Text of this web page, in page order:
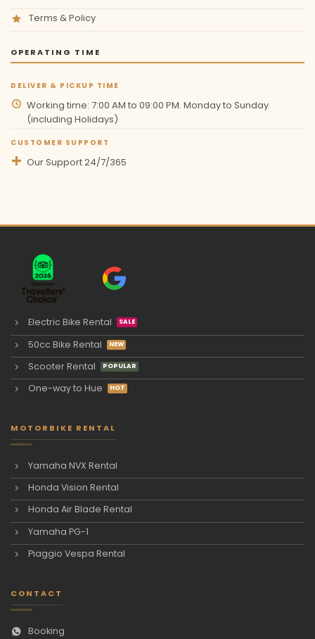
Terms & Policy
OPERATING TIME
DELIVER & PICKUP TIME
Working time: 7:00 AM to 09:00 PM. Monday to Sunday
(including Holidays)
CUSTOMER SUPPORT
Our Support 24/7/365
Electric Bike Rental
50cc Bike Rental
Scooter Rental
One-way to Hue
MOTORBIKE RENTAL
Yamaha NVX Rental
Honda Vision Rental
Honda Air Blade Rental
Yamaha PG-1
Piaggio Vespa Rental
CONTACT
Booking